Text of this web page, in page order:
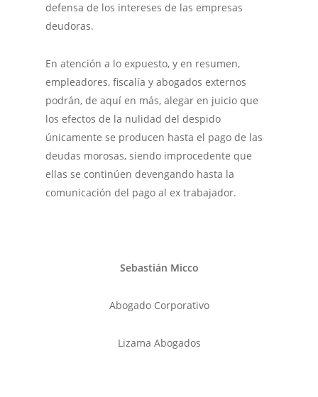
defensa de los intereses de las empresas
deudoras.
En atención a lo expuesto, y en resumen,
empleadores, fiscalía y abogados externos
podrán, de aquí en más, alegar en juicio que
los efectos de la nulidad del despido
únicamente se producen hasta el pago de las
deudas morosas, siendo improcedente que
ellas se continúen devengando hasta la
comunicación del pago al ex trabajador.
Sebastián Micco
Abogado Corporativo
Lizama Abogados